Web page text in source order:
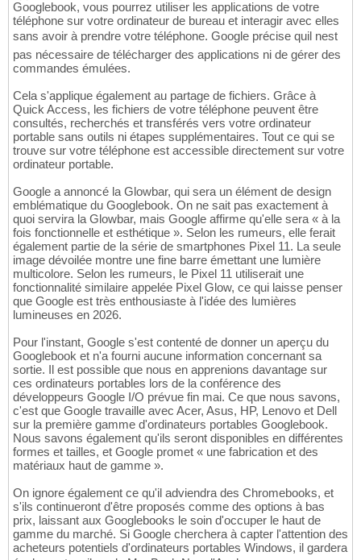
Googlebook, vous pourrez utiliser les applications de votre
téléphone sur votre ordinateur de bureau et interagir avec elles
sans avoir à prendre votre téléphone. Google précise quil nest
pas nécessaire de télécharger des applications ni de gérer des
commandes émulées.
Cela s'applique également au partage de fichiers. Grâce à
Quick Access, les fichiers de votre téléphone peuvent être
consultés, recherchés et transférés vers votre ordinateur
portable sans outils ni étapes supplémentaires. Tout ce qui se
trouve sur votre téléphone est accessible directement sur votre
ordinateur portable.
Google a annoncé la Glowbar, qui sera un élément de design
emblématique du Googlebook. On ne sait pas exactement à
quoi servira la Glowbar, mais Google affirme qu'elle sera « à la
fois fonctionnelle et esthétique ». Selon les rumeurs, elle ferait
également partie de la série de smartphones Pixel 11. La seule
image dévoilée montre une fine barre émettant une lumière
multicolore. Selon les rumeurs, le Pixel 11 utiliserait une
fonctionnalité similaire appelée Pixel Glow, ce qui laisse penser
que Google est très enthousiaste à l'idée des lumières
lumineuses en 2026.
Pour l'instant, Google s'est contenté de donner un aperçu du
Googlebook et n'a fourni aucune information concernant sa
sortie. Il est possible que nous en apprenions davantage sur
ces ordinateurs portables lors de la conférence des
développeurs Google I/O prévue fin mai. Ce que nous savons,
c'est que Google travaille avec Acer, Asus, HP, Lenovo et Dell
sur la première gamme d'ordinateurs portables Googlebook.
Nous savons également qu'ils seront disponibles en différentes
formes et tailles, et Google promet « une fabrication et des
matériaux haut de gamme ».
On ignore également ce qu'il adviendra des Chromebooks, et
s'ils continueront d'être proposés comme des options à bas
prix, laissant aux Googlebooks le soin d'occuper le haut de
gamme du marché. Si Google cherchera à capter l'attention des
acheteurs potentiels d'ordinateurs portables Windows, il gardera